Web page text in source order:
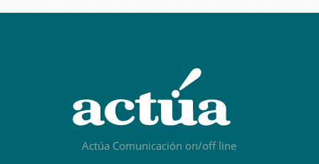
Actúa Comunicación on/off line